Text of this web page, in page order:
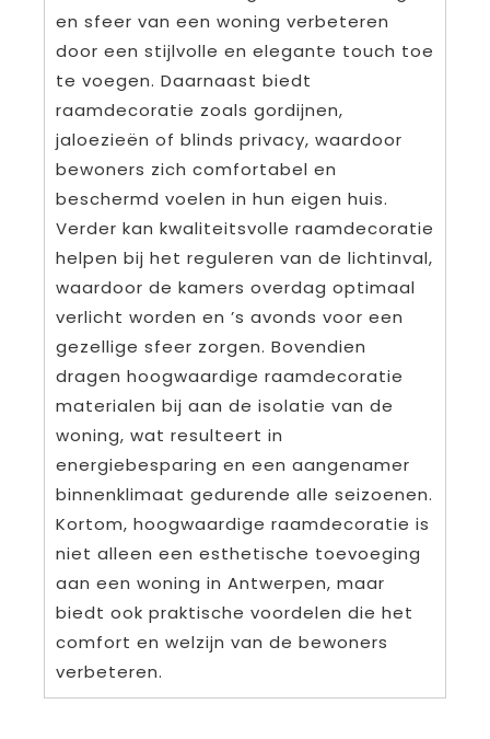
en sfeer van een woning verbeteren
door een stijlvolle en elegante touch toe
te voegen. Daarnaast biedt
raamdecoratie zoals gordijnen,
jaloezieën of blinds privacy, waardoor
bewoners zich comfortabel en
beschermd voelen in hun eigen huis.
Verder kan kwaliteitsvolle raamdecoratie
helpen bij het reguleren van de lichtinval,
waardoor de kamers overdag optimaal
verlicht worden en ’s avonds voor een
gezellige sfeer zorgen. Bovendien
dragen hoogwaardige raamdecoratie
materialen bij aan de isolatie van de
woning, wat resulteert in
energiebesparing en een aangenamer
binnenklimaat gedurende alle seizoenen.
Kortom, hoogwaardige raamdecoratie is
niet alleen een esthetische toevoeging
aan een woning in Antwerpen, maar
biedt ook praktische voordelen die het
comfort en welzijn van de bewoners
verbeteren.